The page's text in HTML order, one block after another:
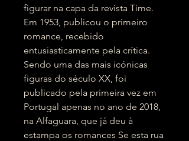
figurar na capa da revista Time.
Em 1953, publicou o primeiro
romance, recebido
entusiasticamente pela crítica.
Sendo uma das mais icónicas
figuras do século XX, foi
publicado pela primeira vez em
Portugal apenas no ano de 2018,
na Alfaguara, que já deu à
estampa os romances Se esta rua